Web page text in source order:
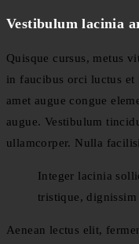
Vestibulum lacinia
Quisque cursus, metus
in faucibus orci luctus et
amet augue congue
augue. Vestibulum
ullamcorper. Nulla
Integer lacinia
tristique,
Aenean lectus elit,